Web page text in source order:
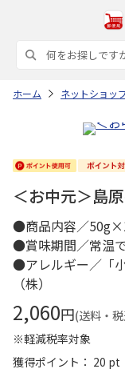
ホーム ネットショッ
＜お中元＞島
●商品内容／
●賞味期間／常温
●アレルギー／「
（株）
2,060円(送料・
※軽減税率対象
獲得ポイント： 20 pt